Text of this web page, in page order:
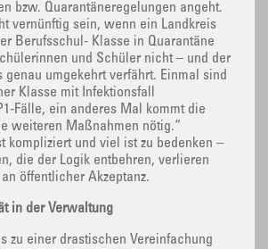
bzw. Quarantäneregelungen angeht.
vernünftig sein, wenn ein Landkreis
Berufsschul- Klasse in Quarantäne
und Schüler nicht – und der
genau umgekehrt verfährt. Einmal sind
Klasse mit Infektionsfall
Fälle, ein anderes Mal kommt die
weiteren Maßnahmen nötig.“
kompliziert und viel ist zu bedenken –
die der Logik entbehren, verlieren
öffentlicher Akzeptanz.
in der Verwaltung
zu einer drastischen Vereinfachung